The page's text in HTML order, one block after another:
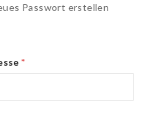
Passwort erstellen
*